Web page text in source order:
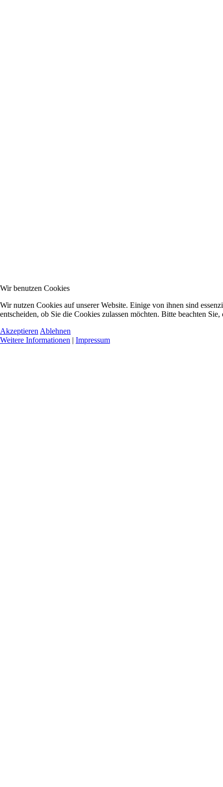
Wir benutzen Cookies
Wir nutzen Cookies auf unserer Website. Einige von ihnen sind
entscheiden, ob Sie die Cookies zulassen möchten. Bitte beachten
Akzeptieren Ablehnen
Weitere Informationen | Impressum